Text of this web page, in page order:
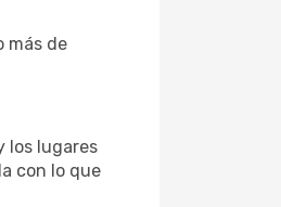
más de
los lugares
con lo que